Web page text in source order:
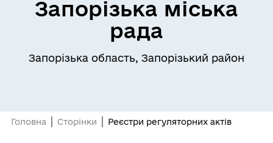
Запорізька міська
рада
Запорізька область, Запорізький район
Головна Сторінки Реєстри регуляторних актів